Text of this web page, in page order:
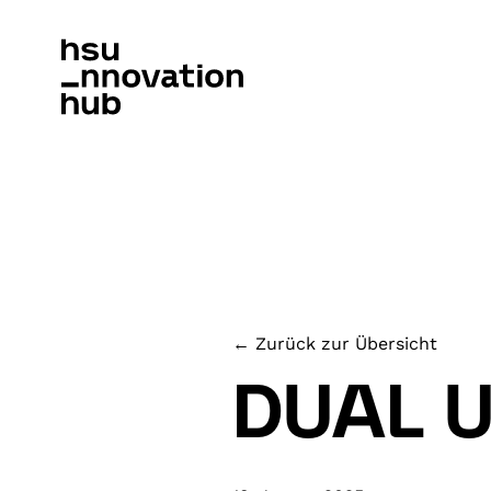
← Zurück zur Übersicht
DUAL